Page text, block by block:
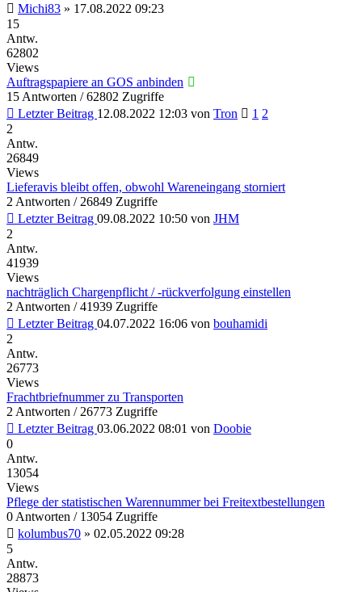
Michi83 » 17.08.2022 09:23
15
Antw.
62802
Views
Auftragspapiere an GOS anbinden
15 Antworten / 62802 Zugriffe
Letzter Beitrag 12.08.2022 12:03 von Tron 1 2
2
Antw.
26849
Views
Lieferavis bleibt offen, obwohl Wareneingang storniert
2 Antworten / 26849 Zugriffe
Letzter Beitrag 09.08.2022 10:50 von JHM
2
Antw.
41939
Views
nachträglich Chargenpflicht / -rückverfolgung einstellen
2 Antworten / 41939 Zugriffe
Letzter Beitrag 04.07.2022 16:06 von bouhamidi
2
Antw.
26773
Views
Frachtbriefnummer zu Transporten
2 Antworten / 26773 Zugriffe
Letzter Beitrag 03.06.2022 08:01 von Doobie
0
Antw.
13054
Views
Pflege der statistischen Warennummer bei Freitextbestellungen
0 Antworten / 13054 Zugriffe
kolumbus70 » 02.05.2022 09:28
5
Antw.
28873